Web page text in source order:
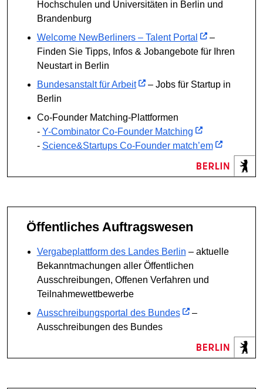
Hochschulen und Universitäten in Berlin und
Brandenburg
Welcome NewBerliners – Talent Portal
–
Finden Sie Tipps, Infos & Jobangebote für Ihren
Neustart in Berlin
Bundesanstalt für Arbeit
– Jobs für Startup in
Berlin
Co-Founder Matching-Plattformen
- Y-Combinator Co-Founder Matching
- Science&Startups Co-Founder match’em
Öffentliches Auftragswesen
Vergabeplattform des Landes Berlin – aktuelle
Bekanntmachungen aller Öffentlichen
Ausschreibungen, Offenen Verfahren und
Teilnahmewettbewerbe
Ausschreibungsportal des Bundes
–
Ausschreibungen des Bundes